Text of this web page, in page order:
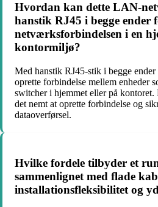
Hvordan kan dette LAN-
hanstik RJ45 i begge ender
netværksforbindelsen i en
kontormiljø?
Med hanstik RJ45-stik i begge
oprette forbindelse mellem enheder
switcher i hjemmet eller på
det nemt at oprette forbindelse og
dataoverførsel.
Hvilke fordele tilbyder et
sammenlignet med flade
installationsfleksibilitet og